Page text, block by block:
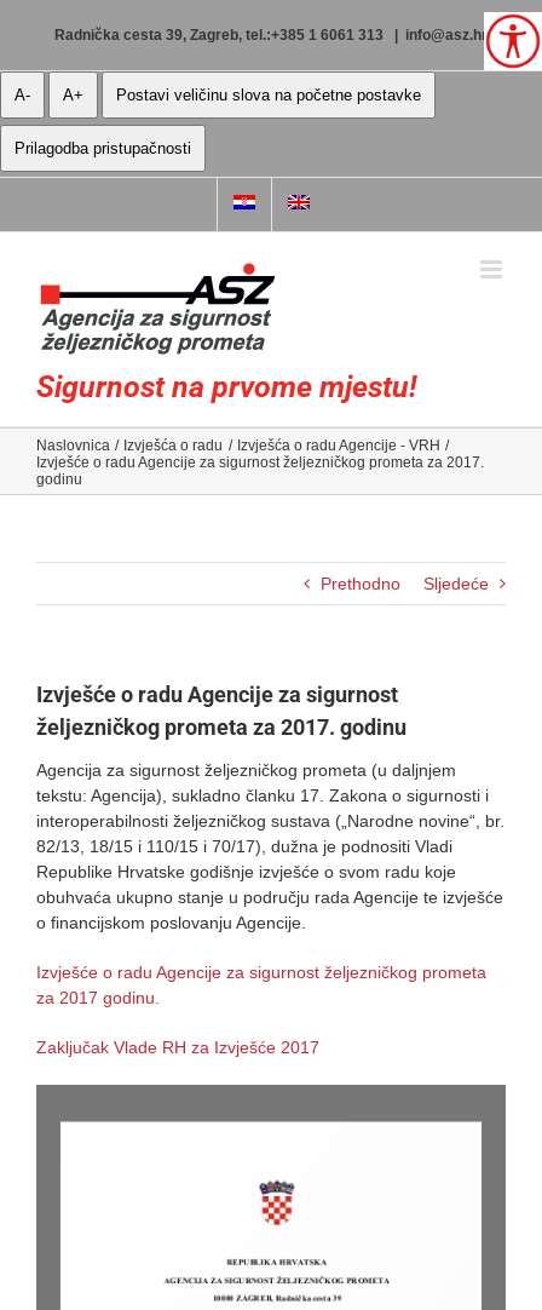
Radnička cesta 39, Zagreb, tel.:+385 1 6061 313 info@asz.hr
A- A+ Postavi veličinu slova na početne postavke
Prilagodba pristupačnosti
Sigurnost na prvome mjestu!
Naslovnica Izvješća o radu
Izvješća o radu Agencije - VRH
Izvješće o radu Agencije za sigurnost željezničkog prometa za 2017.
godinu
Prethodno Sljedeće
Izvješće o radu Agencije za sigurnost
željezničkog prometa za 2017. godinu
Agencija za sigurnost željezničkog prometa (u daljnjem
tekstu: Agencija), sukladno članku 17. Zakona o sigurnosti i
interoperabilnosti željezničkog sustava („Narodne novine“, br.
82/13, 18/15 i 110/15 i 70/17), dužna je podnositi Vladi
Republike Hrvatske godišnje izvješće o svom radu koje
obuhvaća ukupno stanje u području rada Agencije te izvješće
o financijskom poslovanju Agencije.
Izvješće o radu Agencije za sigurnost željezničkog prometa
za 2017 godinu.
Zaključak Vlade RH za Izvješće 2017